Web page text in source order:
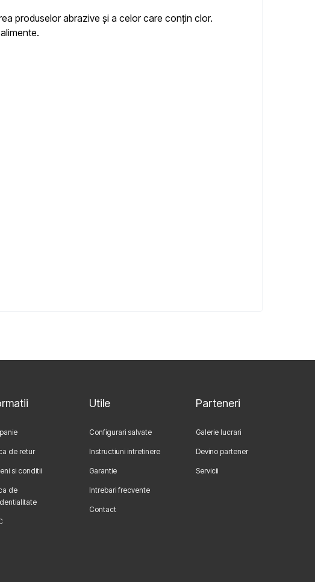
produselor abrazive și a celor care conțin clor.
de retur
si conditii
de
Utile
Configurari salvate
Instructiuni intretinere
Garantie
Intrebari frecvente
Contact
Parteneri
Galerie lucrari
Devino partener
Servicii